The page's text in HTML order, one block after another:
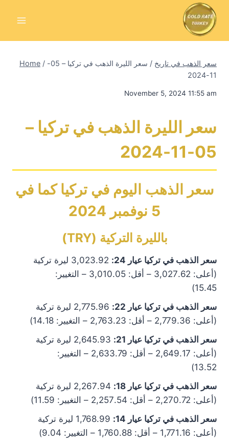
Home / سعر الذهب في تاريخ /
سعر الليرة الذهب في تركيا – 05-
11-2024
November 5, 2024 11:55 am
سعر الليرة الذهب في تركيا –
05-11-2024
سعر الذهب اليوم في تركيا كما في
5 نوفمبر 2024
بالليرة التركية (TRY)
سعر الذهب في تركيا عيار 24:
3,023.92 ليرة تركية
(أعلى: 3,027.62 – أقل: 3,010.05 – التغيير:
15.45)
سعر الذهب في تركيا عيار 22:
2,775.96 ليرة تركية
(أعلى: 2,779.36 – أقل: 2,763.23 – التغيير: 14.18)
سعر الذهب في تركيا عيار 21:
2,645.93 ليرة تركية
(أعلى: 2,649.17 – أقل: 2,633.79 – التغيير:
13.52)
سعر الذهب في تركيا عيار 18:
2,267.94 ليرة تركية
(أعلى: 2,270.72 – أقل: 2,257.54 – التغيير: 11.59)
سعر الذهب في تركيا عيار 14:
1,768.99 ليرة تركية
(أعلى: 1,771.16 – أقل: 1,760.88 – التغيير: 9.04)